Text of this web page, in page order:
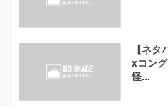
【ネ
xコン
怪...